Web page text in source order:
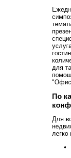
для
По
Для
легко